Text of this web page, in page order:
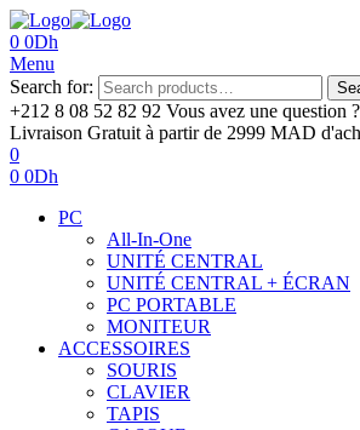
0 0Dh
Menu
Search for:
+212 8 08 52 82 92‬ Vous avez une question ?
Livraison Gratuit à partir de 2999 MAD
0
0 0Dh
PC
All-In-One
UNITÉ CENTRAL
UNITÉ CENTRAL + ÉCRAN
PC PORTABLE
MONITEUR
ACCESSOIRES
SOURIS
CLAVIER
TAPIS